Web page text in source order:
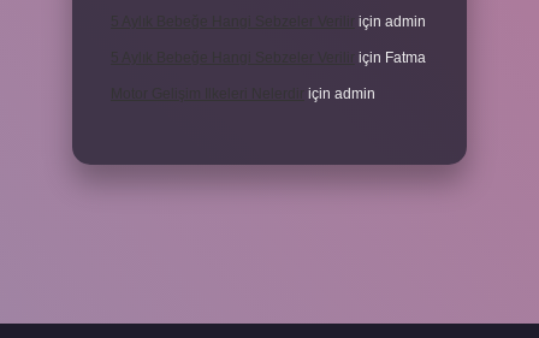
için admin
için Fatma
için admin